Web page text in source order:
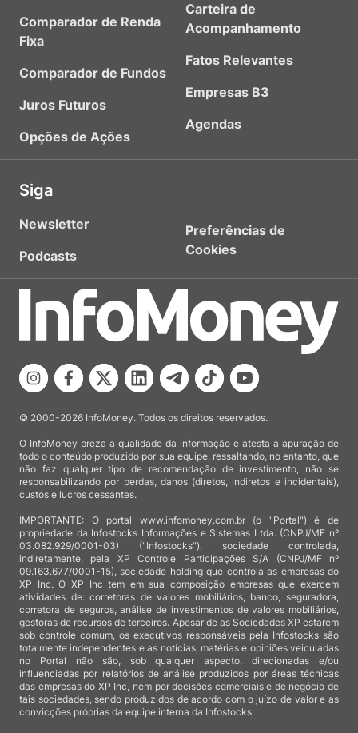
Comparador de Renda
Fixa
Comparador de Fundos
Juros Futuros
Opções de Ações
Carteira de
Acompanhamento
Fatos Relevantes
Empresas B3
Agendas
Siga
Newsletter
Podcasts
Preferências de
Cookies
© 2000-2026 InfoMoney. Todos os direitos reservados.
O InfoMoney preza a qualidade da informação e atesta a apuração de
todo o conteúdo produzido por sua equipe, ressaltando, no entanto, que
não faz qualquer tipo de recomendação de investimento, não se
responsabilizando por perdas, danos (diretos, indiretos e incidentais),
custos e lucros cessantes.
IMPORTANTE: O portal www.infomoney.com.br (o "Portal") é de
propriedade da Infostocks Informações e Sistemas Ltda. (CNPJ/MF nº
03.082.929/0001-03) ("Infostocks"), sociedade controlada,
indiretamente, pela XP Controle Participações S/A (CNPJ/MF nº
09.163.677/0001-15), sociedade holding que controla as empresas do
XP Inc. O XP Inc tem em sua composição empresas que exercem
atividades de: corretoras de valores mobiliários, banco, seguradora,
corretora de seguros, análise de investimentos de valores mobiliários,
gestoras de recursos de terceiros. Apesar de as Sociedades XP estarem
sob controle comum, os executivos responsáveis pela Infostocks são
totalmente independentes e as notícias, matérias e opiniões veiculadas
no Portal não são, sob qualquer aspecto, direcionadas e/ou
influenciadas por relatórios de análise produzidos por áreas técnicas
das empresas do XP Inc, nem por decisões comerciais e de negócio de
tais sociedades, sendo produzidos de acordo com o juízo de valor e as
convicções próprias da equipe interna da Infostocks.